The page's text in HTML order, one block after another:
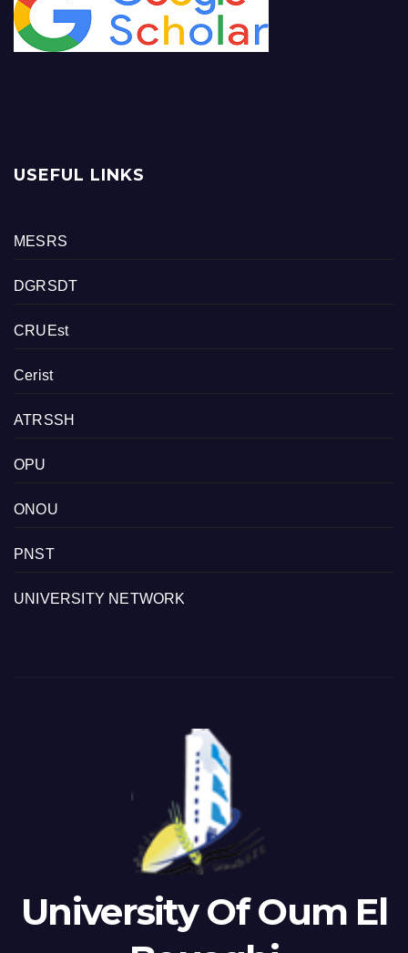
USEFUL LINKS
MESRS
DGRSDT
CRUEst
Cerist
ATRSSH
OPU
ONOU
PNST
UNIVERSITY NETWORK
University Of Oum El